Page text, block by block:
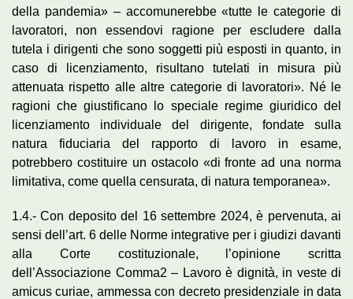
della pandemia» – accomunerebbe «tutte le categorie di
lavoratori, non essendovi ragione per escludere dalla
tutela i dirigenti che sono soggetti più esposti in quanto, in
caso di licenziamento, risultano tutelati in misura più
attenuata rispetto alle altre categorie di lavoratori». Né le
ragioni che giustificano lo speciale regime giuridico del
licenziamento individuale del dirigente, fondate sulla
natura fiduciaria del rapporto di lavoro in esame,
potrebbero costituire un ostacolo «di fronte ad una norma
limitativa, come quella censurata, di natura temporanea».
1.4.- Con deposito del 16 settembre 2024, è pervenuta, ai
sensi dell’art. 6 delle Norme integrative per i giudizi davanti
alla Corte costituzionale, l’opinione scritta
dell’Associazione Comma2 – Lavoro è dignità, in veste di
amicus curiae, ammessa con decreto presidenziale in data